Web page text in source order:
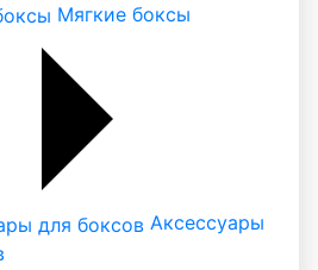
Мягкие боксы
Аксессуары